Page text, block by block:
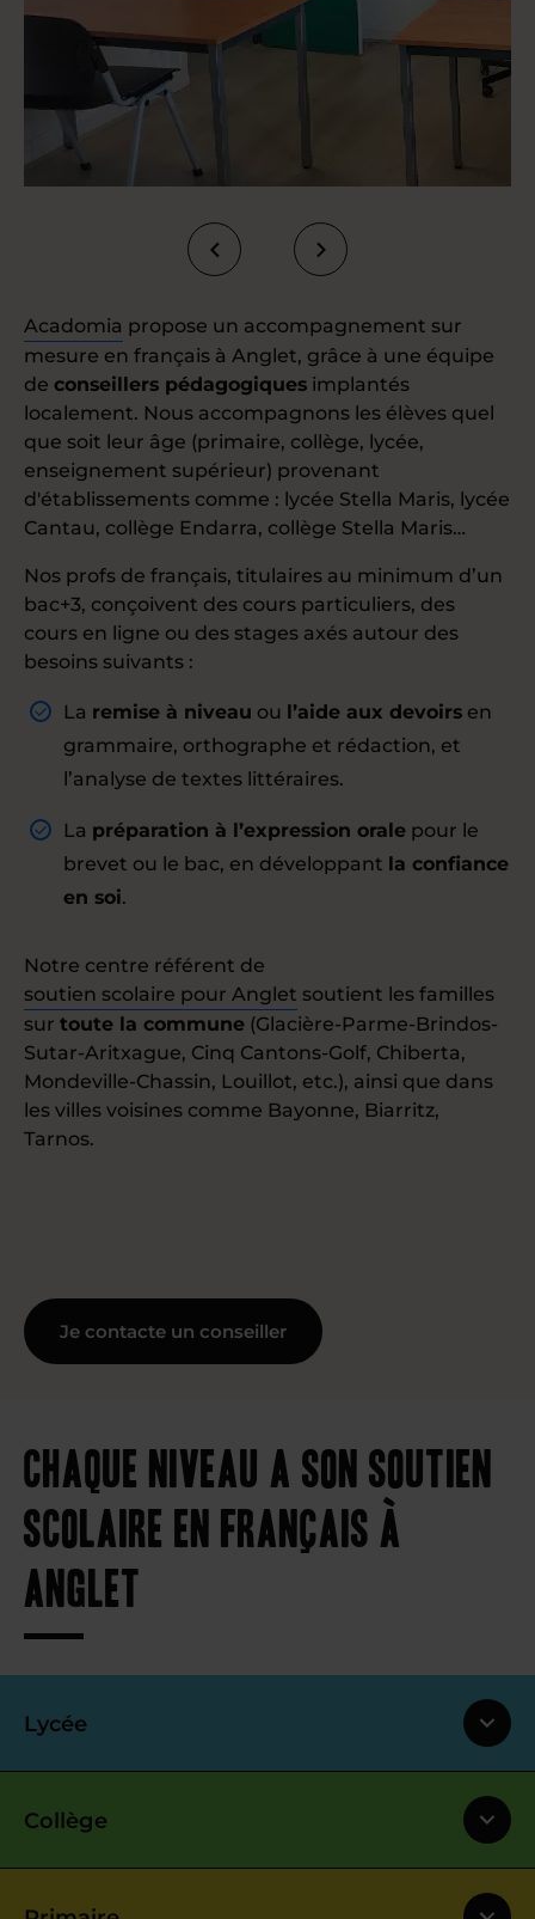
Acadomia propose un accompagnement sur
mesure en français à Anglet, grâce à une équipe
de conseillers pédagogiques implantés
localement. Nous accompagnons les élèves quel
que soit leur âge (primaire, collège, lycée,
enseignement supérieur) provenant
d'établissements comme : lycée Stella Maris, lycée
Cantau, collège Endarra, collège Stella Maris…
Nos profs de français, titulaires au minimum d’un
bac+3, conçoivent des cours particuliers, des
cours en ligne ou des stages axés autour des
besoins suivants :
La remise à niveau ou l’aide aux devoirs en
grammaire, orthographe et rédaction, et
l’analyse de textes littéraires.
La préparation à l’expression orale pour le
brevet ou le bac, en développant la confiance
en soi.
Notre centre référent de
soutien scolaire pour Anglet soutient les familles
sur toute la commune (Glacière-Parme-Brindos-
Sutar-Aritxague, Cinq Cantons-Golf, Chiberta,
Mondeville-Chassin, Louillot, etc.), ainsi que dans
les villes voisines comme Bayonne, Biarritz,
Tarnos.
Je contacte un conseiller
Chaque niveau a son soutien
scolaire en français à
Anglet
Lycée
Collège